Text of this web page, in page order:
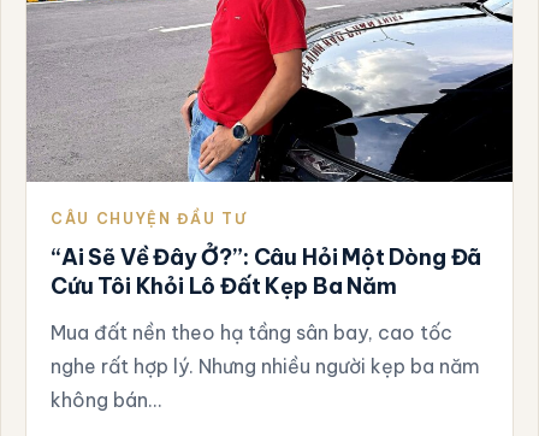
CÂU CHUYỆN ĐẦU TƯ
“Ai Sẽ Về Đây Ở?”: Câu Hỏi Một Dòng Đã
Cứu Tôi Khỏi Lô Đất Kẹp Ba Năm
Mua đất nền theo hạ tầng sân bay, cao tốc
nghe rất hợp lý. Nhưng nhiều người kẹp ba năm
không bán…